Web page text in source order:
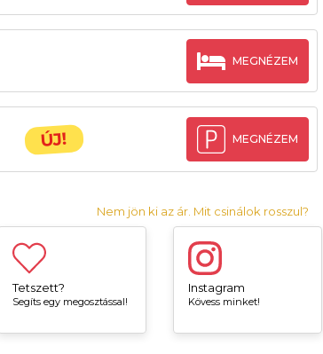
MEGNÉZEM
ÚJ! MEGNÉZEM
Nem jön ki az ár. Mit csinálok rosszul?
Tetszett?
Segíts egy megosztással!
Instagram
Kövess minket!